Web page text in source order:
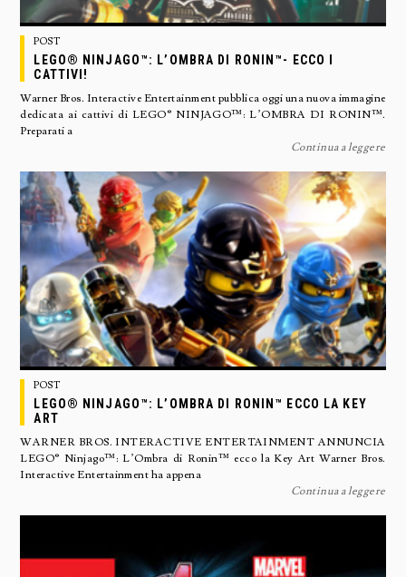
POST
LEGO® NINJAGO™: L’OMBRA DI RONIN™- ECCO I
CATTIVI!
Warner Bros. Interactive Entertainment pubblica oggi una nuova immagine
dedicata ai cattivi di LEGO® NINJAGO™: L’OMBRA DI RONIN™.
Preparati a
Continua a leggere
POST
LEGO® NINJAGO™: L’OMBRA DI RONIN™ ECCO LA KEY
ART
WARNER BROS. INTERACTIVE ENTERTAINMENT ANNUNCIA
LEGO® Ninjago™: L’Ombra di Ronin™ ecco la Key Art Warner Bros.
Interactive Entertainment ha appena
Continua a leggere